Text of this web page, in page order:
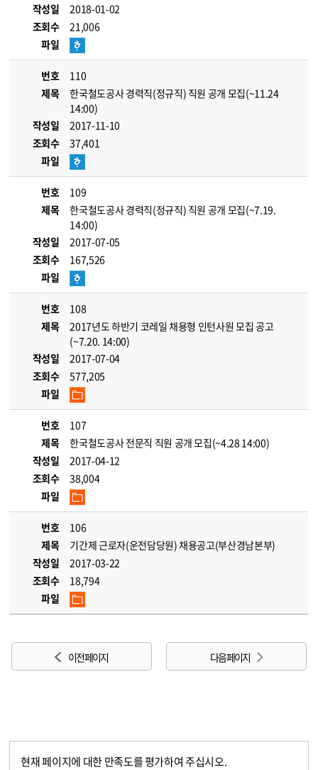
작성일
2018-01-02
조회수
21,006
파일
번호
110
제목
한국철도공사 경력직(정규직) 직원 공개 모집(~11.24
14:00)
작성일
2017-11-10
조회수
37,401
파일
번호
109
제목
한국철도공사 경력직(정규직) 직원 공개 모집(~7.19.
14:00)
작성일
2017-07-05
조회수
167,526
파일
번호
108
제목
2017년도 하반기 코레일 채용형 인턴사원 모집 공고
(~7.20. 14:00)
작성일
2017-07-04
조회수
577,205
파일
번호
107
제목
한국철도공사 전문직 직원 공개 모집(~4.28 14:00)
작성일
2017-04-12
조회수
38,004
파일
번호
106
제목
기간제 근로자(운전담당원) 채용공고(부산경남본부)
작성일
2017-03-22
조회수
18,794
파일
이전 페이지 다음 페이지
현재 페이지에 대한 만족도를 평가하여 주십시오.